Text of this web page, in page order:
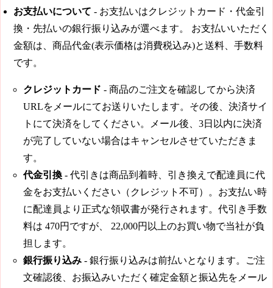
お支払いについて - お支払いはクレジットカード・代金引
換・先払いの銀行振り込みが選べます。 お支払いいただく
金額は、商品代金(表示価格は消費税込み)と送料、手数料
です。
クレジットカード - 商品のご注文を確認してから決済
URLをメールにてお送りいたします。その後、決済サイ
トにて決済をしてください。メール後、3日以内に決済
が完了していない場合はキャンセルさせていただきま
す。
代金引換 - 代引きは商品到着時、引き換えで配達員に代
金をお支払いください（クレジット不可）。お支払い時
に配達員より正式な領収書が発行されます。代引き手数
料は 470円 ですが、 22,000円 以上のお買い物で当社が負
担します。
銀行振り込み - 銀行振り込みは前払いとなります。ご注
文確認後、お振込みいただく確定金額と振込先をメール